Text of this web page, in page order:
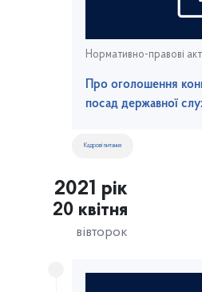
Нормативно-правові
Про оголошення
посад державної
Кадрові питання
2021 рік
20 квітня
вівторок